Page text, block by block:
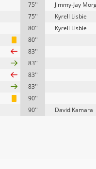
75''
Jimmy-Jay
75''
Kyrell Lisbie
80''
Kyrell Lisbie
80''
83''
83''
83''
83''
90''
90''
David Kamara